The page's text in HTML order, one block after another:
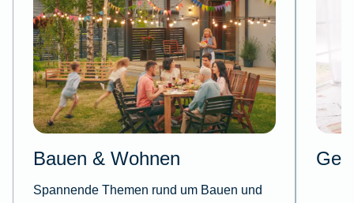
Bauen & Wohnen
Spannende Themen rund um Bauen und